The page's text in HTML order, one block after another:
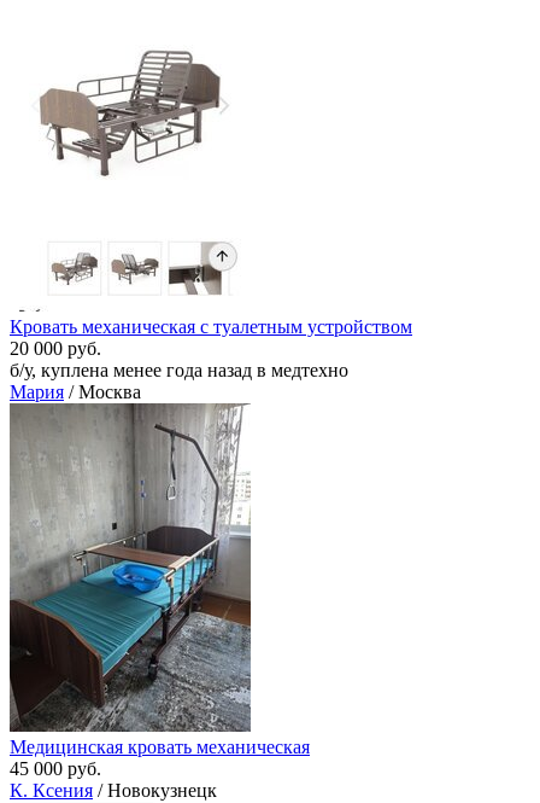
Кровать механическая с туалетным устройством
20 000 руб.
б/у, куплена менее года назад в медтехно
Мария / Москва
Медицинская кровать механическая
45 000 руб.
К. Ксения / Новокузнецк